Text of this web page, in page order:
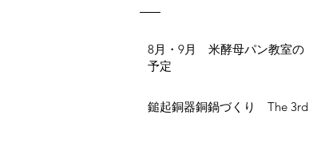
8月・9月 米酵母パン教室の
予定
鎚起銅器銅鍋づくり The 3rd